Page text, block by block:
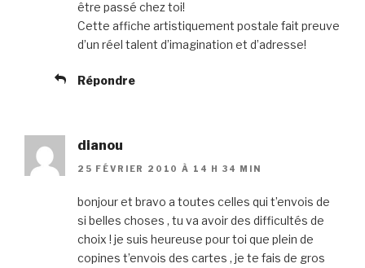
être passé chez toi!
Cette affiche artistiquement postale fait preuve
d’un réel talent d’imagination et d’adresse!
Répondre
dianou
25 FÉVRIER 2010 À 14 H 34 MIN
bonjour et bravo a toutes celles qui t’envois de
si belles choses , tu va avoir des difficultés de
choix ! je suis heureuse pour toi que plein de
copines t’envois des cartes , je te fais de gros